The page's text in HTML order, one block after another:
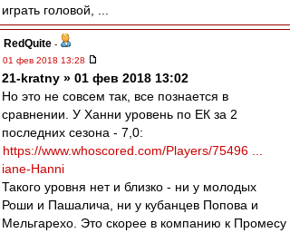
играть головой, ...
RedQuite -
01 фев 2018 13:28
21-kratny » 01 фев 2018 13:02
Но это не совсем так, все познается в
сравнении. У Ханни уровень по ЕК за 2
последних сезона - 7,0:
https://www.whoscored.com/Players/75496 ...
iane-Hanni
Такого уровня нет и близко - ни у молодых
Роши и Пашалича, ни у кубанцев Попова и
Мельгарехо. Это скорее в компанию к Промесу